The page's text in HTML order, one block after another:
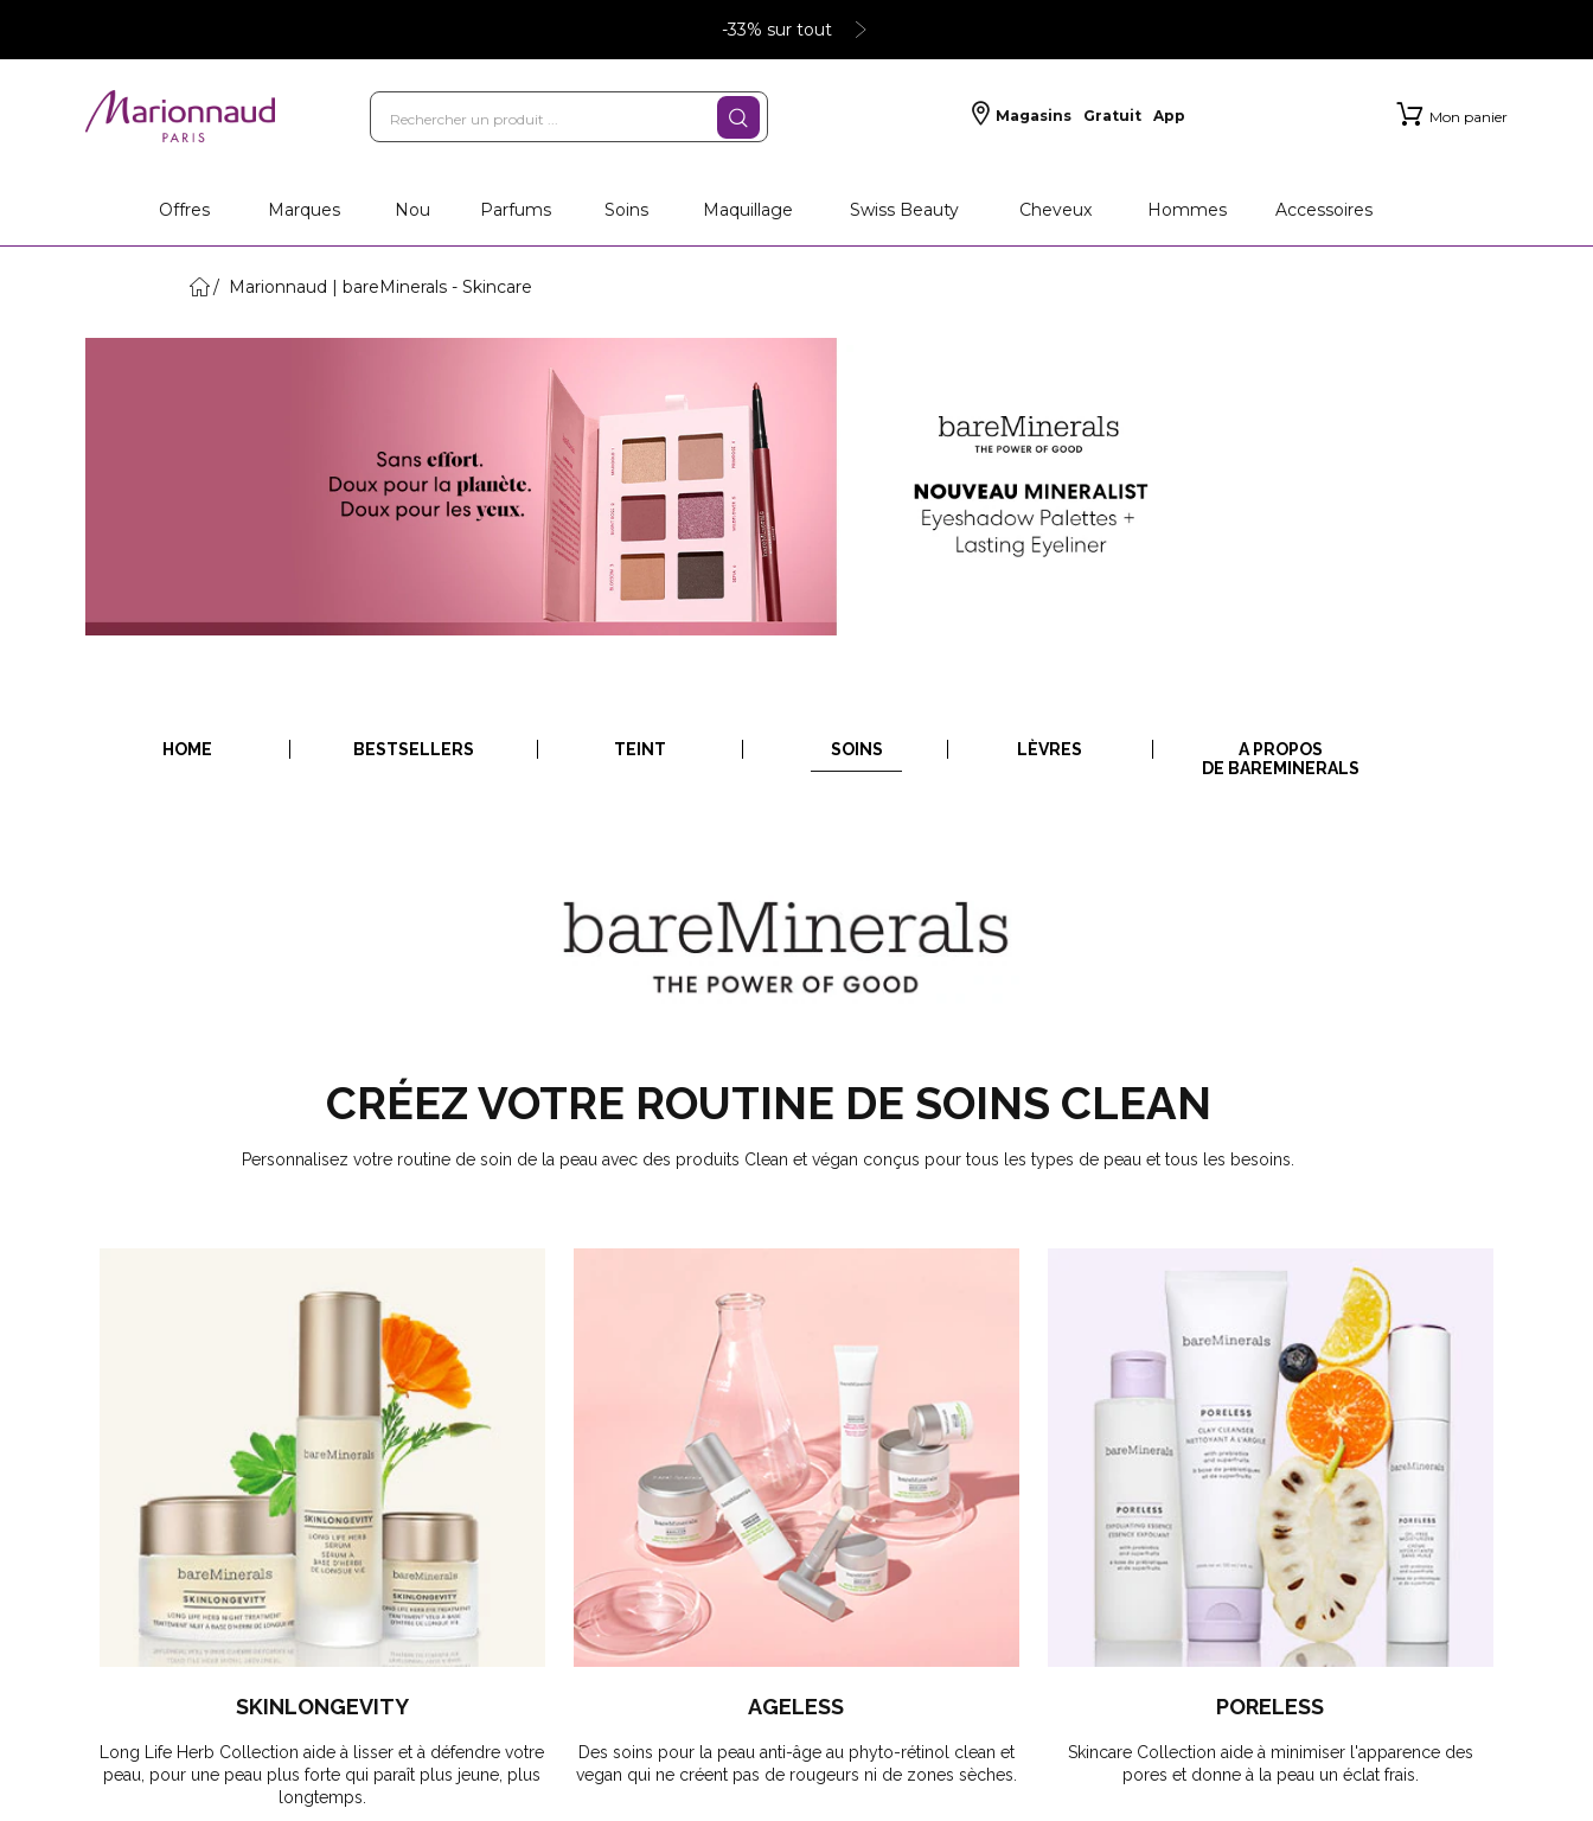
-33% sur tout
Magasins Gratuit App Mon panier
Offres Marques Nou Parfums Soins Maquillage Swiss Beauty Cheveux Hommes Accessoires
Marionnaud | bareMinerals - Skincare
HOME BESTSELLERS TEINT SOINS LÈVRES
A PROPOS
DE BAREMINERALS
CRÉEZ VOTRE ROUTINE DE SOINS CLEAN
Personnalisez votre routine de soin de la peau avec des produits Clean et végan conçus pour tous les types de peau et tous les besoins.
SKINLONGEVITY
Long Life Herb Collection aide à lisser et à défendre votre
peau, pour une peau plus forte qui paraît plus jeune, plus
longtemps.
AGELESS
Des soins pour la peau anti-âge au phyto-rétinol clean et
vegan qui ne créent pas de rougeurs ni de zones sèches.
PORELESS
Skincare Collection aide à minimiser l'apparence des
pores et donne à la peau un éclat frais.